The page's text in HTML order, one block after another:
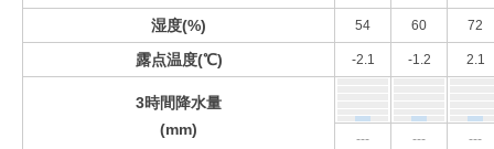
湿度(%) 54 60 72
露点温度(℃) -2.1 -1.2 2.1
3時間降水量
(mm)
--- --- ---